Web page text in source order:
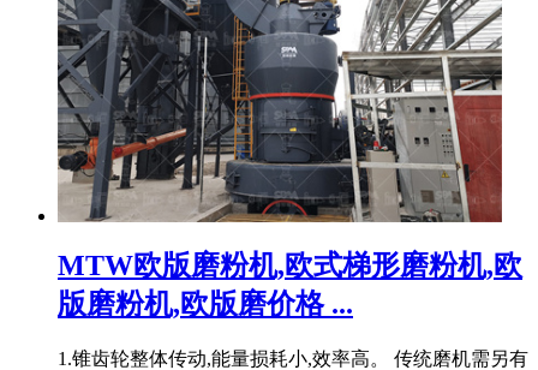
MTW欧版磨粉机,欧式梯形磨粉机,欧
版磨粉机,欧版磨价格 ...
1.锥齿轮整体传动,能量损耗小,效率高。 传统磨机需另有